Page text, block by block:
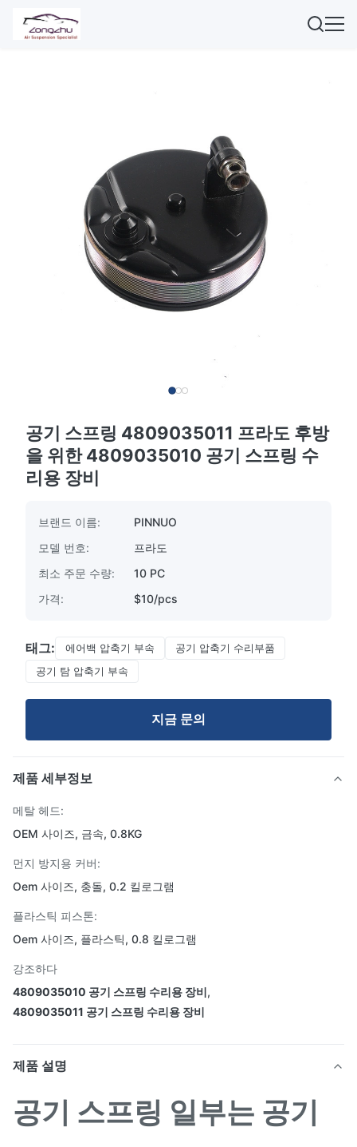
공기 스프링 4809035011 프라도 후방
을 위한 4809035010 공기 스프링 수
리용 장비
브랜드 이름:
PINNUO
모델 번호:
프라도
최소 주문 수량:
10 PC
가격:
$10/pcs
태그: 에어백 압축기 부속
공기 압축기 수리부품
공기 탐 압축기 부속
지금 문의
제품 세부정보
메탈 헤드:
OEM 사이즈, 금속, 0.8KG
먼지 방지용 커버:
Oem 사이즈, 충돌, 0.2 킬로그램
플라스틱 피스톤:
Oem 사이즈, 플라스틱, 0.8 킬로그램
강조하다
4809035010 공기 스프링 수리용 장비,
4809035011 공기 스프링 수리용 장비
제품 설명
공기 스프링 일부는 공기